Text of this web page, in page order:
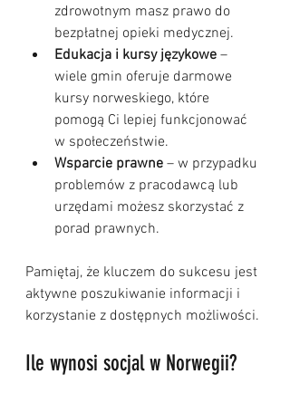
zdrowotnym masz prawo do
bezpłatnej opieki medycznej.
Edukacja i kursy językowe –
wiele gmin oferuje darmowe
kursy norweskiego, które
pomogą Ci lepiej funkcjonować
w społeczeństwie.
Wsparcie prawne – w przypadku
problemów z pracodawcą lub
urzędami możesz skorzystać z
porad prawnych.
Pamiętaj, że kluczem do sukcesu jest
aktywne poszukiwanie informacji i
korzystanie z dostępnych możliwości.
Ile wynosi socjal w Norwegii?